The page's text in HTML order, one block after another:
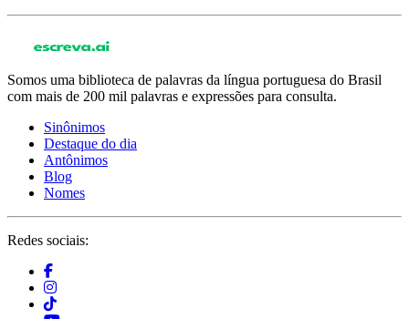
Somos uma biblioteca de palavras da língua portuguesa do Brasil
com mais de 200 mil palavras e expressões para consulta.
Sinônimos
Destaque do dia
Antônimos
Blog
Nomes
Redes sociais: